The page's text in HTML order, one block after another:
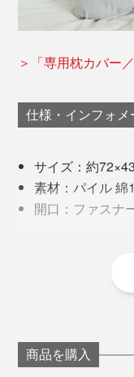
＞「専用枕カバー
仕様・インフォメ
サイズ：約
素材：パイル
開口：ファスナ
商品を購入